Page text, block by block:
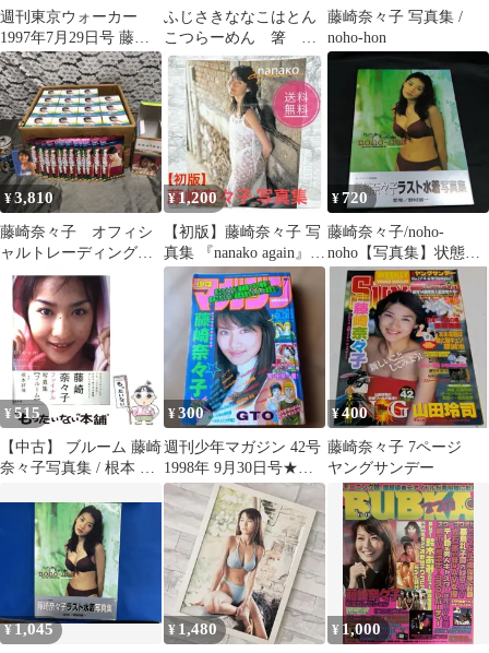
週刊東京ウォーカー
1997年7月29日号 藤崎
奈々子表紙
ふじさきななこはとん
こつらーめん 箸 藤
崎奈々子 ナナぶー
藤崎奈々子 写真集 /
noho-hon
¥3,810
藤崎奈々子 オフィシ
ャルトレーディングカ
ード 10枚入り✖️12パ
ック 16箱
¥1,200
【初版】藤崎奈々子 写
真集 『nanako again』
※生写真付き
¥720
藤崎奈々子/noho-
noho【写真集】状態：
非良
¥ 515
【中古】 ブルーム 藤崎
奈々子写真集 / 根本 好
¥300
週刊少年マガジン 42号
1998年 9月30日号★表
紙・藤崎奈々子★
¥400
藤崎奈々子 7ページ
ヤングサンデー
¥1,045 ¥ 1,480 ¥ 1,000